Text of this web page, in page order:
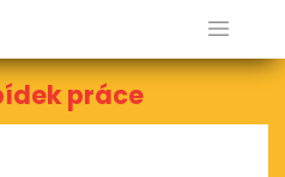
práce